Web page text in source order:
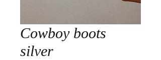
Cowboy boots
silver